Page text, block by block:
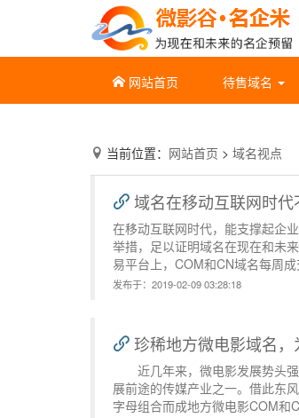
网站首页 待售域名
当前位置： 网站首页 > 域名视点
域名在移动互联网时
在移动互联网时代，能支撑起企
举措，足以证明域名在现在和未
易平台上，COM和CN域名每周
发布于：2019-02-09 03:28:18
珍稀地方微电影域名
近几年来，微电影发展势头强
展前途的传媒产业之一。借此东
字母组合而成地方微电影COM